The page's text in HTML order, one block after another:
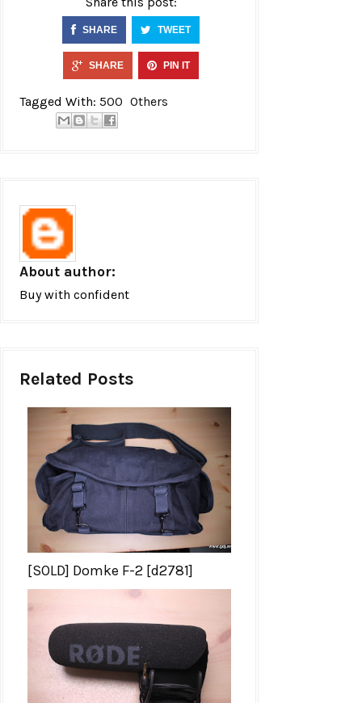
SHARE TWEET
SHARE PIN IT
Tagged With: 500 Others
About author:
Buy with confident
Related Posts
[SOLD] Domke F-2 [d2781]